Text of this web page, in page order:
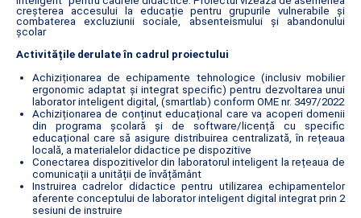
creșterea accesului la educație pentru grupurile vulnerabile și
combaterea excluziunii sociale, absenteismului și abandonului
școlar
Activitățile derulate în cadrul proiectului
Achiziționarea de echipamente tehnologice (inclusiv mobilier
ergonomic adaptat și integrat specific) pentru dezvoltarea unui
laborator inteligent digital, (smartlab) conform OME nr. 3497/2022
Achiziționarea de conținut educațional care va acoperi domenii
din programa școlară și de software/licență cu specific
educațional care să asigure distribuirea centralizată, în rețeaua
locală, a materialelor didactice pe dispozitive
Conectarea dispozitivelor din laboratorul inteligent la rețeaua de
comunicații a unității de învățământ
Instruirea cadrelor didactice pentru utilizarea echipamentelor
aferente conceptului de laborator inteligent digital integrat prin 2
sesiuni de instruire